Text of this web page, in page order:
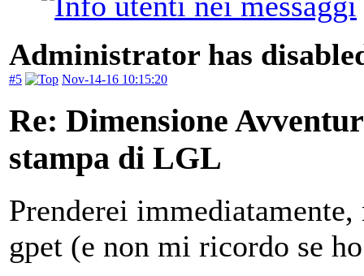
Administrator has
#5 Nov-14-16 10:15:20
Re: Dimensione
stampa di LGL
Prenderei
gpet (e non mi ricordo se